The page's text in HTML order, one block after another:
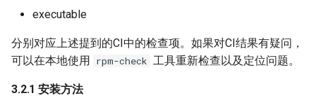
executable
分别对应上述提到的CI中的检查项。如果对CI结果有疑问，
可以在本地使用 rpm-check 工具重新检查以及定位问题。
3.2.1 安装方法